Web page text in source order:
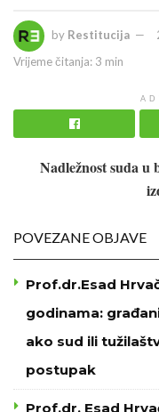
by Restitucija
Vrijeme čitanja: 3 min
Nadležnost suda u
POVEZANE OBJAVE
Prof.dr.Esad
godinama:
ako sud ili
postupak
Prof.dr. Esad